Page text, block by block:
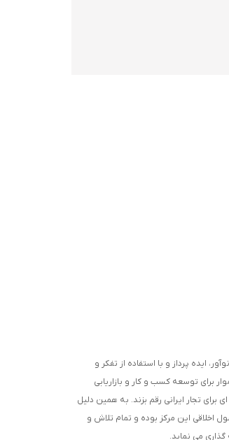
ایده پرداز و با استفاده از تفکر و
برای توسعه کسب و کار و بازاریابی
تجار ایرانی رقم بزند. به همین دلیل
اخلاقی این مرکز بوده و تمام تلاش و
گذاری می نماید.